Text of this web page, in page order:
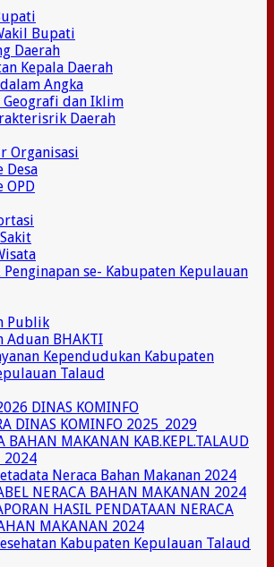
Bupati
Daerah
Kepala Daerah
Angka
Geografi dan Iklim
Daerah
Organisasi
Desa
OPD
se- Kabupaten Kepulauan
Publik
Aduan BHAKTI
Kependudukan Kabupaten
Talaud
DINAS KOMINFO
DINAS KOMINFO 2025_2029
BAHAN MAKANAN KAB.KEPL.TALAUD
2024
Neraca Bahan Makanan 2024
NERACA BAHAN MAKANAN 2024
HASIL PENDATAAN NERACA
MAKANAN 2024
Kabupaten Kepulauan Talaud